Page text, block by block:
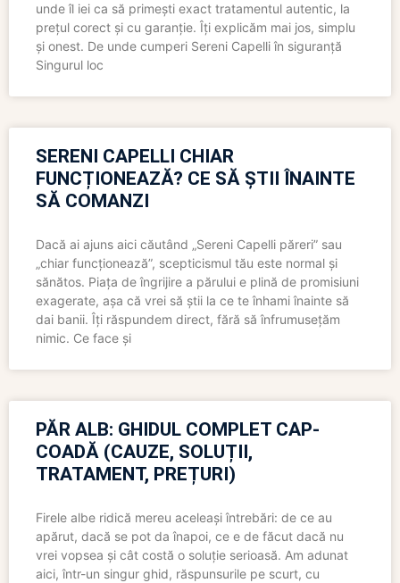
unde îl iei ca să primești exact tratamentul autentic, la
prețul corect și cu garanție. Îți explicăm mai jos, simplu
și onest. De unde cumperi Sereni Capelli în siguranță
Singurul loc
SERENI CAPELLI CHIAR
FUNCȚIONEAZĂ? CE SĂ ȘTII ÎNAINTE
SĂ COMANZI
Dacă ai ajuns aici căutând „Sereni Capelli păreri” sau
„chiar funcționează”, scepticismul tău este normal și
sănătos. Piața de îngrijire a părului e plină de promisiuni
exagerate, așa că vrei să știi la ce te înhami înainte să
dai banii. Îți răspundem direct, fără să înfrumusețăm
nimic. Ce face și
PĂR ALB: GHIDUL COMPLET CAP-
COADĂ (CAUZE, SOLUȚII,
TRATAMENT, PREȚURI)
Firele albe ridică mereu aceleași întrebări: de ce au
apărut, dacă se pot da înapoi, ce e de făcut dacă nu
vrei vopsea și cât costă o soluție serioasă. Am adunat
aici, într-un singur ghid, răspunsurile pe scurt, cu